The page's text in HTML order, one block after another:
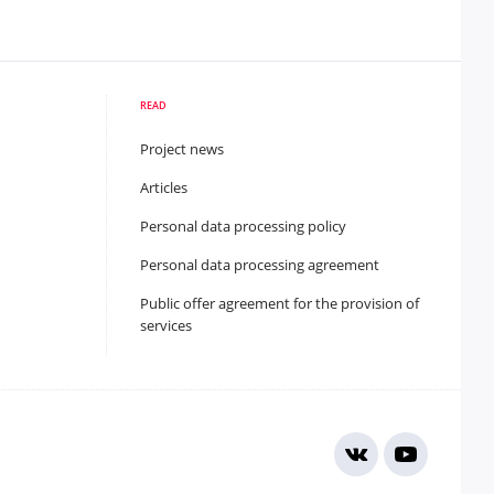
READ
Project news
Articles
Personal data processing policy
Personal data processing agreement
Public offer agreement for the provision of
services